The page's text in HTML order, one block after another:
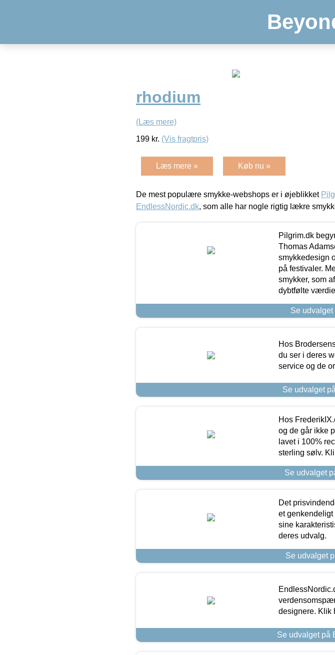
rhodium
(Læs mere)
199 kr. (Vis fragtpris)
Læs mere » Køb nu »
De mest populære smykke-webshops er i øjeblikket
EndlessNordic.dk, som alle har nogle rigtig lækre
Pilgrim.dk
Thomas
smykkedesign
på festivaler.
smykker, som
dybtfølte
Se
Hos
du ser i deres
service og de
Se udvalget
Hos
og de går ikke
lavet i 100%
sterling sølv.
Se udvalget
Det
et genkendeligt
sine
deres udvalg.
Se udvalget
designere. Klik
Se udvalget på